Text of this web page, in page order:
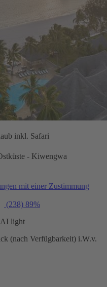
inkl. Safari
- Kiwengwa
mit einer Zustimmung
(238) 89%
AI light
(nach Verfügbarkeit) i.W.v.